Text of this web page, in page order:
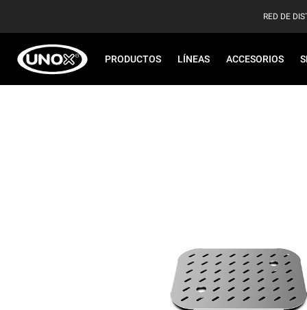
RED DE
PRODUCTOS LÍNEAS ACCESORIOS